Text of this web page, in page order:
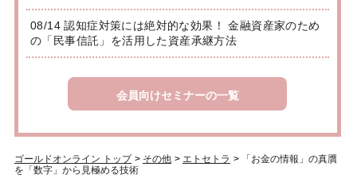
08/14 認知症対策には絶対的な効果！ 金融資産家のため
の「民事信託」を活用した資産承継方法
会員向けセミナーの一覧
ゴールドオンライン トップ > その他 > エトセトラ >
「お金の情報」の真贋
を「数字」から見極める技術